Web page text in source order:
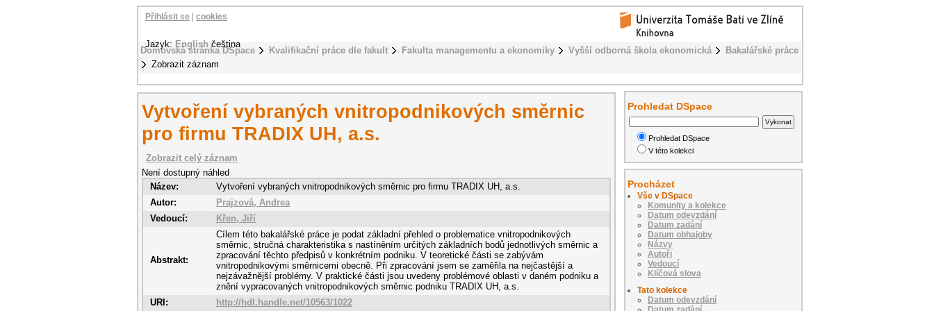
Domovská stránka DSpace Kvalifikační práce dle fakult Fakulta managementu a ekonomiky Vyšší odborná škola ekonomická
Bakalářské práce
Zobrazit záznam
Přihlásit se cookies
Jazyk: English čeština
Vytvoření vybraných vnitropodnikových směrnic
pro firmu TRADIX UH, a.s.
Zobrazit celý záznam
Není dostupný náhled
Název:
Vytvoření vybraných vnitropodnikových směrnic pro firmu TRADIX UH, a.s.
Autor:
Prajzová, Andrea
Vedoucí:
Křen, Jiří
Abstrakt:
Cílem této bakalářské práce je podat základní přehled o problematice vnitropodnikových
směrnic, stručná charakteristika s nastíněním určitých základních bodů jednotlivých směrnic a
zpracování těchto předpisů v konkrétním podniku. V teoretické části se zabývám
vnitropodnikovými směrnicemi obecně. Při zpracování jsem se zaměřila na nejčastější a
nejzávažnější problémy. V praktické části jsou uvedeny problémové oblasti v daném podniku a
znění vypracovaných vnitropodnikových směrnic podniku TRADIX UH, a.s.
URI:
http://hdl.handle.net/10563/1022
Prohledat DSpace
Prohledat DSpace
V této kolekci
Procházet
Vše v DSpace
Komunity a kolekce
Datum odevzdání
Datum zadání
Datum obhajoby
Názvy
Autoři
Vedoucí
Klíčová slova
Tato kolekce
Datum odevzdání